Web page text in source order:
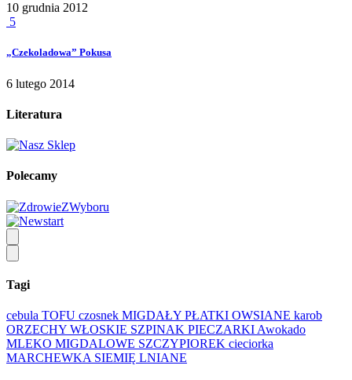
10 grudnia 2012
5
„Czekoladowa” Pokusa
6 lutego 2014
Literatura
Polecamy
Tagi
cebula TOFU czosnek MIGDAŁY PŁATKI OWSIANE karob
ORZECHY WŁOSKIE SZPINAK PIECZARKI Awokado
MLEKO MIGDALOWE SZCZYPIOREK cieciorka
MARCHEWKA SIEMIĘ LNIANE